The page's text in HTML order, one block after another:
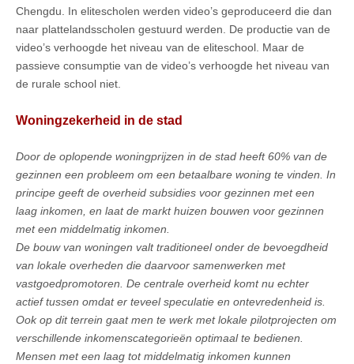
Chengdu. In elitescholen werden video’s geproduceerd die dan
naar plattelandsscholen gestuurd werden. De productie van de
video’s verhoogde het niveau van de eliteschool. Maar de
passieve consumptie van de video’s verhoogde het niveau van
de rurale school niet.
Woningzekerheid in de stad
Door de oplopende woningprijzen in de stad heeft 60% van de
gezinnen een probleem om een betaalbare woning te vinden. In
principe geeft de overheid subsidies voor gezinnen met een
laag inkomen, en laat de markt huizen bouwen voor gezinnen
met een middelmatig inkomen.
De bouw van woningen valt traditioneel onder de bevoegdheid
van lokale overheden die daarvoor samenwerken met
vastgoedpromotoren. De centrale overheid komt nu echter
actief tussen omdat er teveel speculatie en ontevredenheid is.
Ook op dit terrein gaat men te werk met lokale pilotprojecten om
verschillende inkomenscategorieën optimaal te bedienen.
Mensen met een laag tot middelmatig inkomen kunnen